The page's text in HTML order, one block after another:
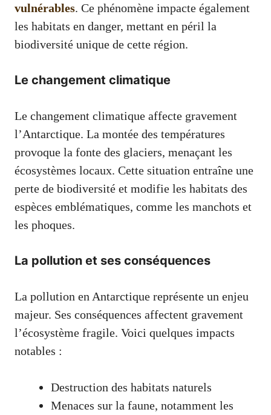
vulnérables. Ce phénomène impacte également
les habitats en danger, mettant en péril la
biodiversité unique de cette région.
Le changement climatique
Le changement climatique affecte gravement
l’Antarctique. La montée des températures
provoque la fonte des glaciers, menaçant les
écosystèmes locaux. Cette situation entraîne une
perte de biodiversité et modifie les habitats des
espèces emblématiques, comme les manchots et
les phoques.
La pollution et ses conséquences
La pollution en Antarctique représente un enjeu
majeur. Ses conséquences affectent gravement
l’écosystème fragile. Voici quelques impacts
notables :
Destruction des habitats naturels
Menaces sur la faune, notamment les